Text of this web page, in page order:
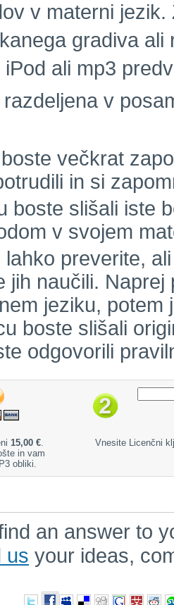
v materni
gradiva
ali mp3
v
večkrat
in si
boste slišali iste
v svojem
preverite,
jih naučili.
jeziku,
boste slišali
odgovorili
15,00 €.
in vam
obliki.
Vnesite Licenčni
an answer to
us your ideas,